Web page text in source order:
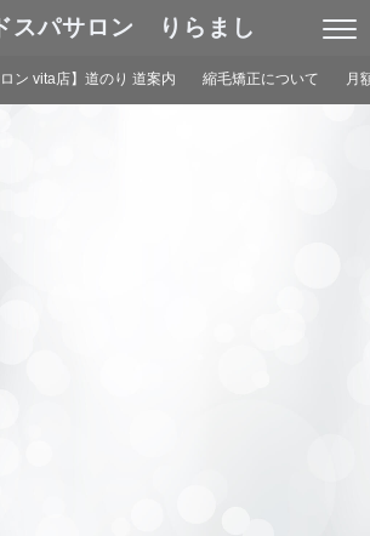
スパサロン りらまし
ン vita店】道のり 道案内 縮毛矯正について 月